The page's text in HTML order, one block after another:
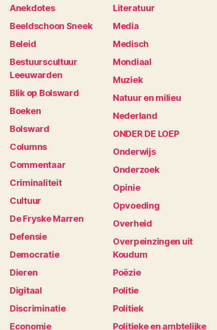
Anekdotes
Beeldschoon Sneek
Beleid
Bestuurscultuur
Leeuwarden
Blik op Bolsward
Boeken
Bolsward
Columns
Commentaar
Criminaliteit
Cultuur
De Fryske Marren
Defensie
Democratie
Dieren
Digitaal
Discriminatie
Economie
Literatuur
Media
Medisch
Mondiaal
Muziek
Natuur en milieu
Nederland
ONDER DE LOEP
Onderwijs
Onderzoek
Opinie
Opvoeding
Overheid
Overpeinzingen uit
Koudum
Poëzie
Politie
Politiek
Politieke en ambtelijke